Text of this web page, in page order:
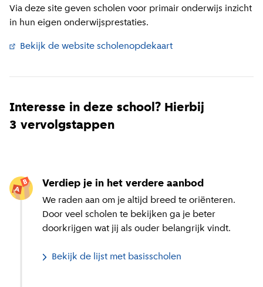
Via deze site geven scholen voor primair onderwijs inzicht
in hun eigen onderwijsprestaties.
Bekijk de website scholenopdekaart
Interesse in deze school? Hierbij
3 vervolgstappen
Verdiep je in het verdere aanbod
We raden aan om je altijd breed te oriënteren.
Door veel scholen te bekijken ga je beter
doorkrijgen wat jij als ouder belangrijk vindt.
Bekijk de lijst met basisscholen